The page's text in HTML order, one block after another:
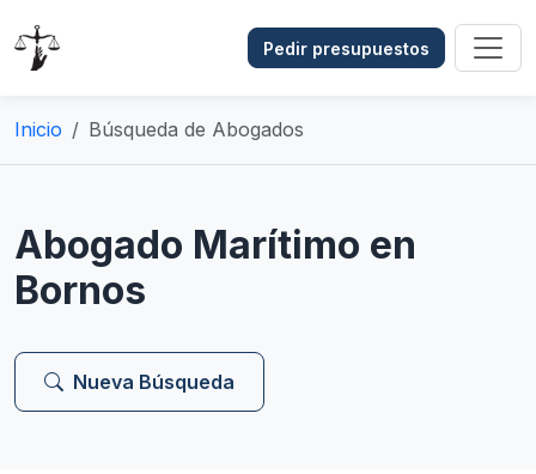
Pedir presupuestos
Inicio Búsqueda de Abogados
Abogado Marítimo en
Bornos
Nueva Búsqueda